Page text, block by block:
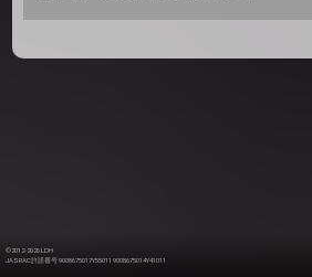
©2012-2026 LDH
JASRAC許諾番号 9008675017Y55011 9008675014Y41011